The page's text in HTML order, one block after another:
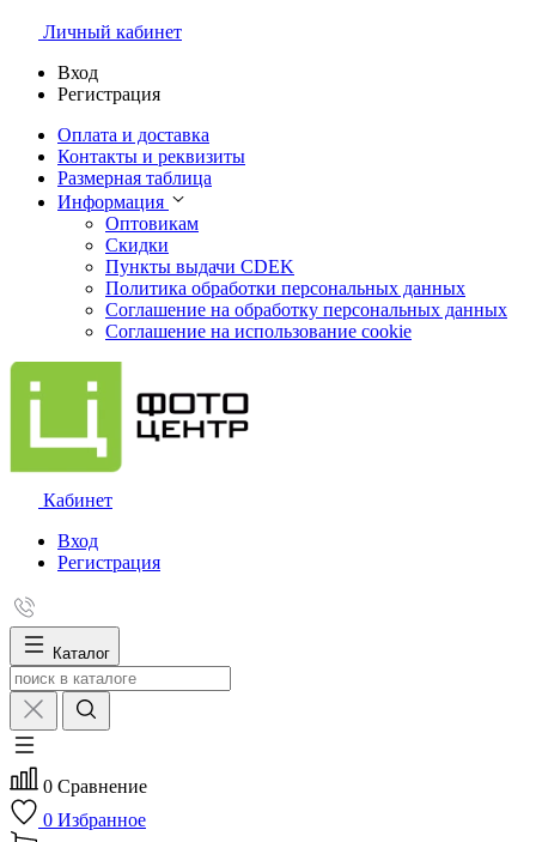
Личный кабинет
Вход
Регистрация
Оплата и доставка
Контакты и реквизиты
Размерная таблица
Информация
Оптовикам
Скидки
Пункты выдачи CDEK
Политика обработки персональных данных
Соглашение на обработку персональных данных
Соглашение на использование cookie
Кабинет
Вход
Регистрация
Каталог
0 Сравнение
0 Избранное